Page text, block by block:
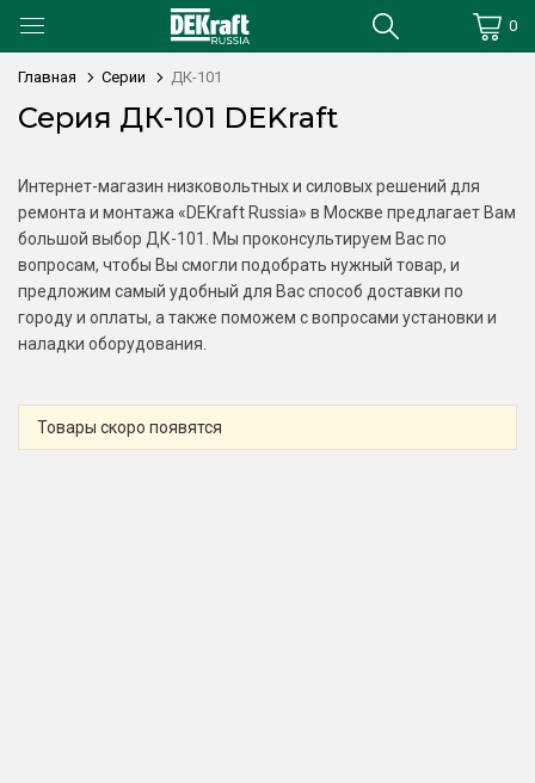
0
Главная Серии ДК-101
Серия ДК-101 DEKraft
Интернет-магазин низковольтных и силовых решений для
ремонта и монтажа «DEKraft Russia» в Москве предлагает Вам
большой выбор ДК-101. Мы проконсультируем Вас по
вопросам, чтобы Вы смогли подобрать нужный товар, и
предложим самый удобный для Вас способ доставки по
городу и оплаты, а также поможем с вопросами установки и
наладки оборудования.
Товары скоро появятся